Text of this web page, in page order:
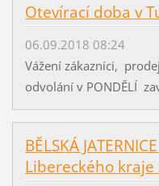
Otevírací doba v
06.09.2018 08:24
Vážení zákazníci,
odvolání v PONDĚLÍ
BĚLSKÁ
Libereckého kraje